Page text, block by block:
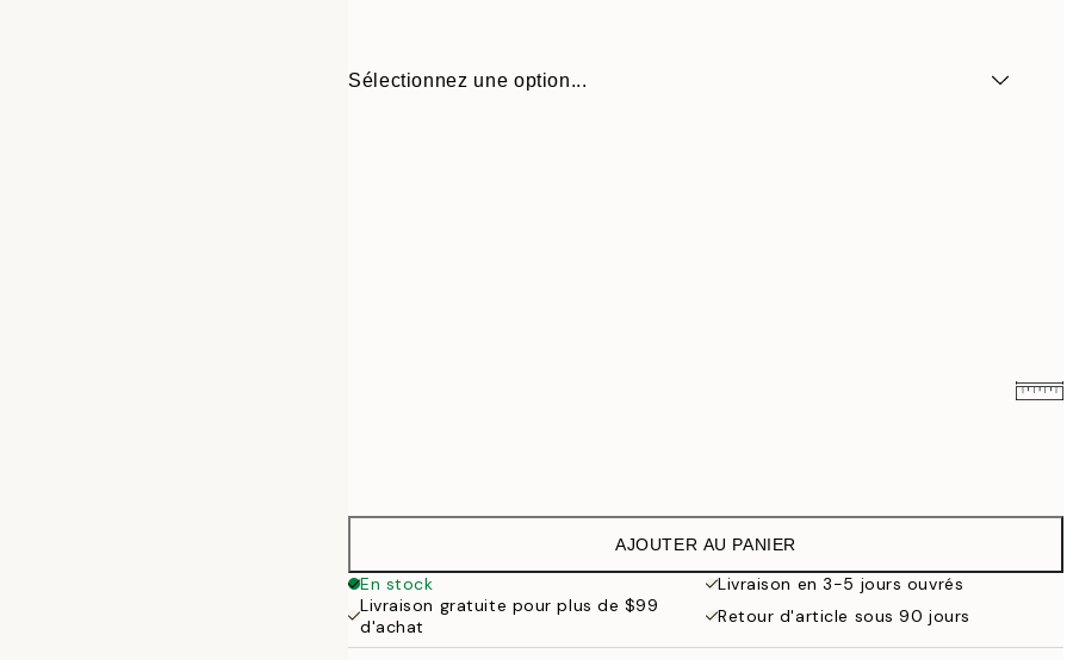
Sélectionnez une option...
$107
AJOUTER AU PANIER
En stock
Livraison en 3-5 jours ouvrés
Livraison gratuite pour plus de $99
d'achat
Retour d'article sous 90 jours